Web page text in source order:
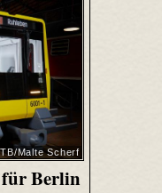
Malte Scherf
für Berlin